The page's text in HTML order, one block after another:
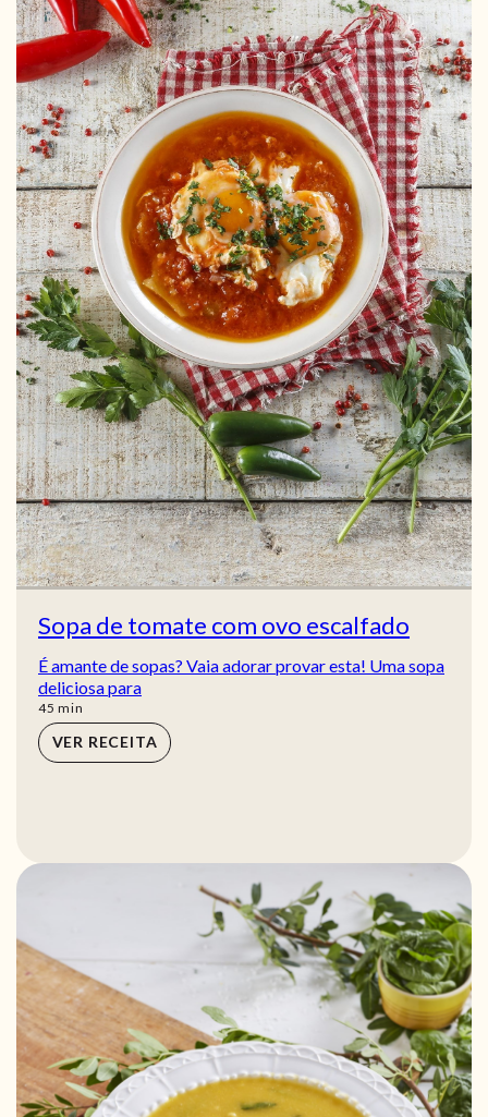
Sopa de tomate com ovo escalfado
É amante de sopas? Vaia adorar provar esta! Uma sopa
deliciosa para
45 min
min
VER RECEITA